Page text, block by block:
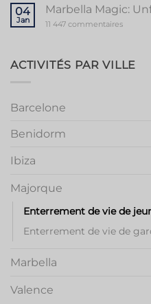
PartyParty
in
Vibrant
04
Jan
Marbella Magic:
11 447 commentairessur
Girls
Night
ACTIVITÉS PAR VILLE
Barcelone
Benidorm
Ibiza
Majorque
Enterrement de vie de
Enterrement de vie de
Marbella
Valence